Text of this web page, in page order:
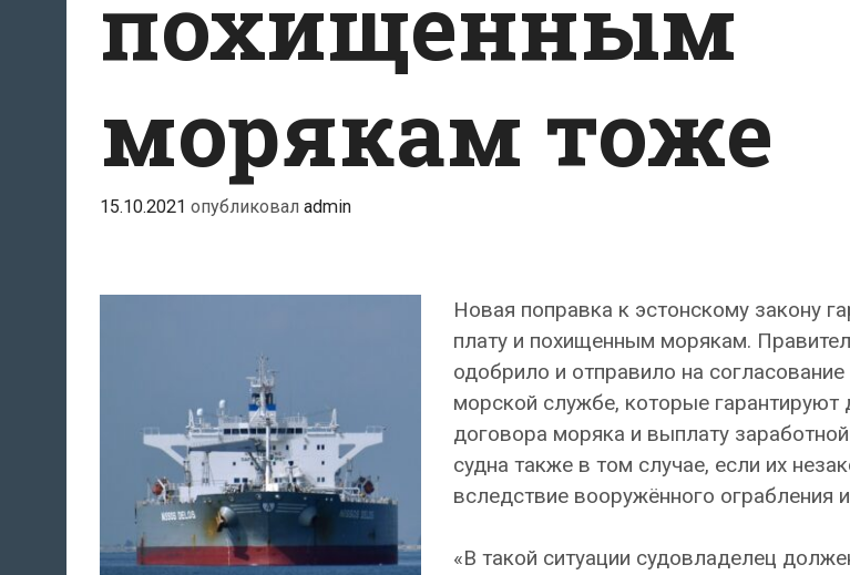
похищенным
морякам тоже
15.10.2021 опубликовал admin
Новая поправка к эстонскому закону
плату и похищенным морякам.
одобрило и отправило на
морской службе, которые гарантируют
договора моряка и выплату
судна также в том случае, если их
вследствие вооружённого ограбления
«В такой ситуации судовладелец